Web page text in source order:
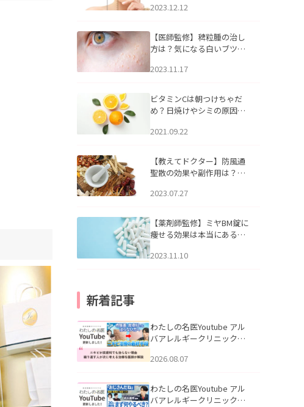
2023.12.12
【医師監修】稗粒腫の治し
方は？気になる白いブツブ
アについて
2023.11.17
ビタミンCは朝つけちゃだ
め？日焼けやシミの原因に
2021.09.22
【教えてドクター】防風通
聖散の効果や副作用は？長
2023.07.27
【薬剤師監修】ミヤBM錠に
痩せる効果は本当にある
2023.11.10
新着記事
わたしの名医Youtube アル
バアレルギークリニック札
らない理由｜繰り返す人が
説」を公開いたしました。
2026.08.07
わたしの名医Youtube アル
バアレルギークリニック札